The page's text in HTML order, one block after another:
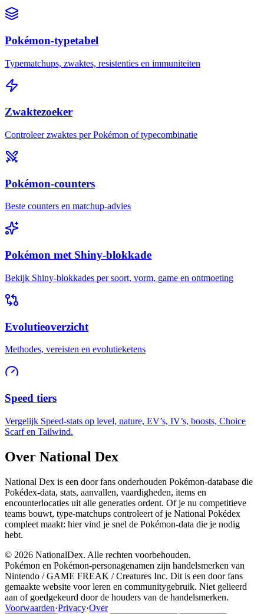
Pokémon-typetabel
Typematchups, zwaktes, resistenties en immuniteiten
Zwaktezoeker
Controleer zwaktes per Pokémon of typecombinatie
Pokémon-counters
Beste counters en matchup-advies
Pokémon met Shiny-blokkade
Bekijk Shiny-blokkades per soort, vorm, game en ontmoeting
Evolutieoverzicht
Methodes, vereisten en evolutieketens
Speed tiers
Vergelijk Speed-stats op level, nature, EV’s, IV’s, boosts, Choice
Scarf en Tailwind.
Over National Dex
National Dex is een door fans onderhouden Pokémon-database die
Pokédex-data, stats, aanvallen, vaardigheden, items en
encounterlocaties uit alle generaties ordent. Of je nu competitieve
teams bouwt, type-matchups controleert of je National Pokédex
compleet maakt: hier vind je snel de Pokémon-data die je nodig
hebt.
© 2026 NationalDex. Alle rechten voorbehouden.
Pokémon en Pokémon-personagenamen zijn handelsmerken van
Nintendo / GAME FREAK / Creatures Inc. Dit is een door fans
gemaakte website voor leren en communitygebruik. Niet gelieerd
aan of goedgekeurd door de houders van de handelsmerken.
Voorwaarden·Privacy·Over